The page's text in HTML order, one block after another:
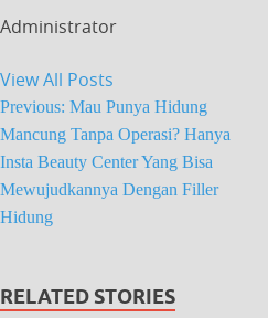
Administrator
View All Posts
Previous: Mau Punya Hidung
Mancung Tanpa Operasi? Hanya
Insta Beauty Center Yang Bisa
Mewujudkannya Dengan Filler
Hidung
RELATED STORIES